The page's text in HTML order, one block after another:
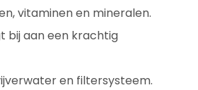
vitaminen en mineralen.
bij aan een krachtig
en filtersysteem.